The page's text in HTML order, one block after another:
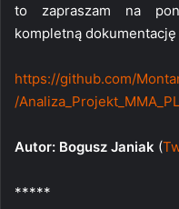
to zapraszam na
kompletną dokumentację
https://github.com/
/
Autor: Bogusz Janiak (
*****